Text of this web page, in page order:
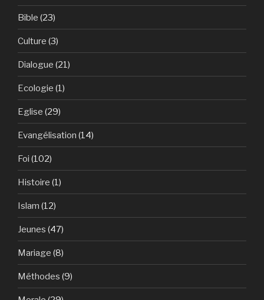
Bible (23)
Culture (3)
Dialogue (21)
Ecologie (1)
Eglise (29)
Evangélisation (14)
Foi (102)
Histoire (1)
Islam (12)
Jeunes (47)
Mariage (8)
Méthodes (9)